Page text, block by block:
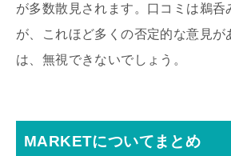
が多数散見されます。口コミは鵜呑
が、これほど多くの否定的な意見が
は、無視できないでしょう。
MARKETについてまとめ